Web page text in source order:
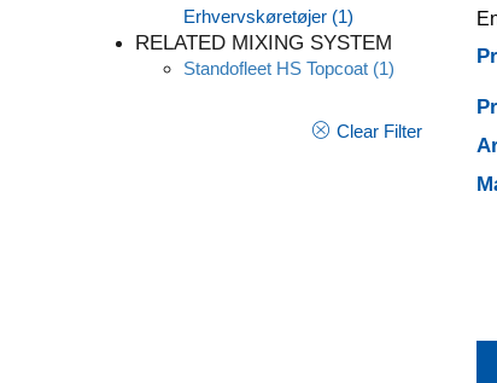
Erhvervskøretøjer (1)
RELATED MIXING SYSTEM
Standofleet HS Topcoat (1)
Clear Filter